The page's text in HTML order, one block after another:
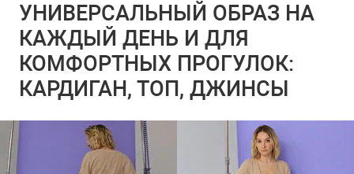
УНИВЕРСАЛЬНЫЙ ОБРАЗ НА
КАЖДЫЙ ДЕНЬ И ДЛЯ
КОМФОРТНЫХ ПРОГУЛОК:
КАРДИГАН, ТОП, ДЖИНСЫ